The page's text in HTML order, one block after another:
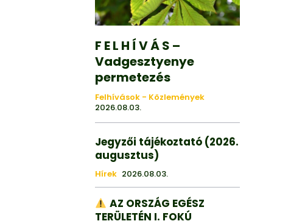
F E L H Í V Á S –
Vadgesztyenye
permetezés
Felhívások - Közlemények
2026.08.03.
Jegyzői tájékoztató (2026.
augusztus)
Hírek 2026.08.03.
AZ ORSZÁG EGÉSZ
TERÜLETÉN I. FOKÚ